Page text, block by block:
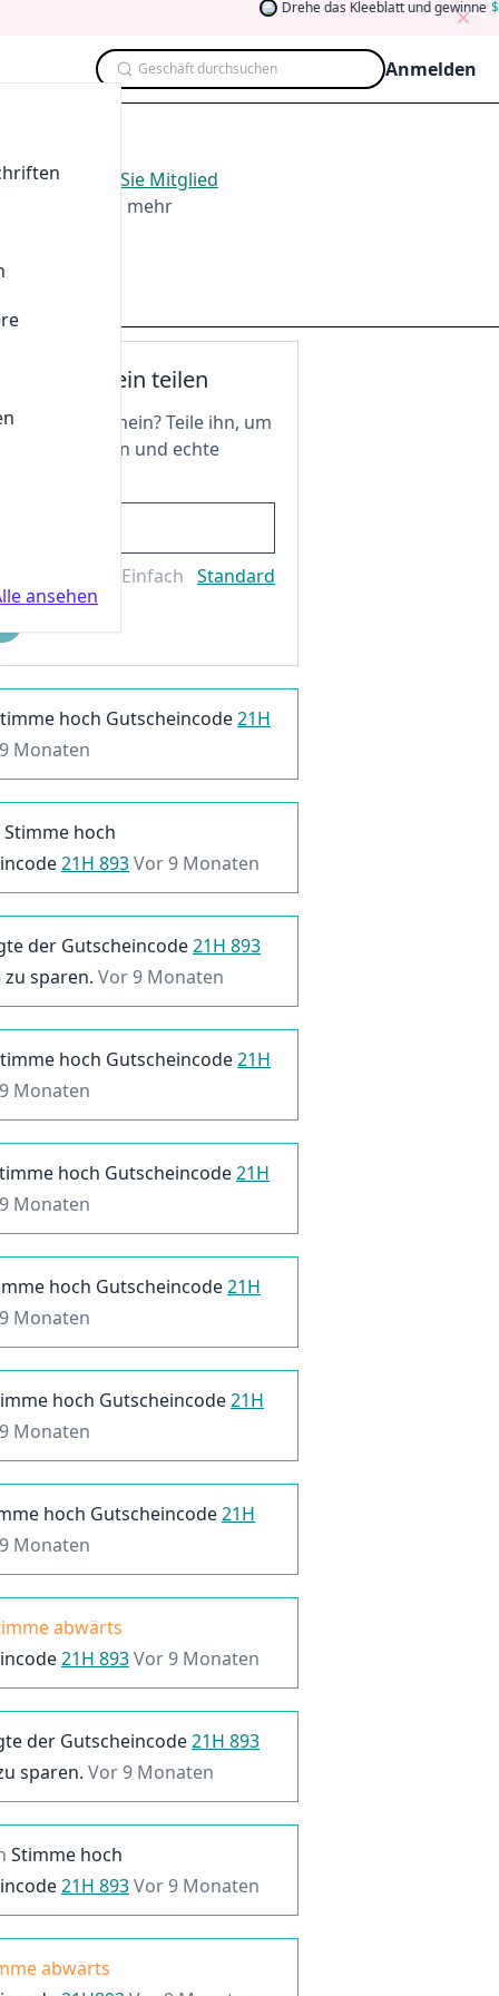
Drehe das Kleeblatt und gewinne 5
ansehen
Geschäft durchsuchen Anmelden
2026.Werden Sie Mitglied
Teilen und mehr
Gutschein teilen
tollen Gutschein? Teile ihn, um
freizuschalten und echte
genießen!
Einfach Standard
hoch Gutscheincode21H
Monaten
Stimme hoch
21H 893Vor 9 Monaten
der Gutscheincode21H 893
zu sparen. Vor 9 Monaten
hoch Gutscheincode21H
Monaten
hoch Gutscheincode21H
Monaten
hoch Gutscheincode21H
Monaten
hoch Gutscheincode21H
Monaten
hoch Gutscheincode21H
Monaten
abwärts
21H 893Vor 9 Monaten
der Gutscheincode21H 893
sparen. Vor 9 Monaten
Stimme hoch
21H 893Vor 9 Monaten
abwärts